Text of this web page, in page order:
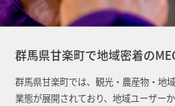
群馬県甘楽町で地域密着の
群馬県甘楽町では、観光・農産物・地
業態が展開されており、地域ユーザー